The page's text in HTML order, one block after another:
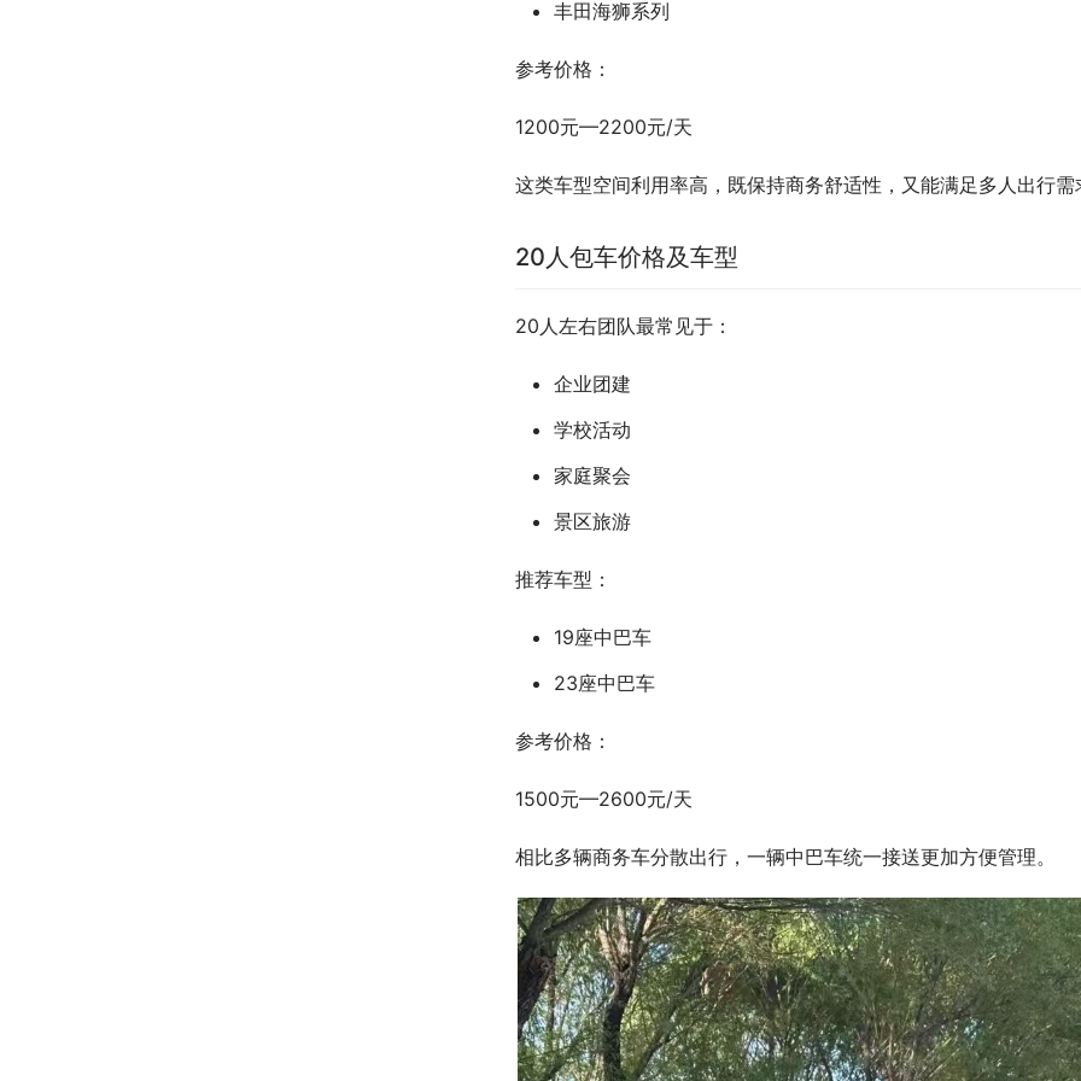
丰田海狮系列
参考价格：
1200元—2200元/天
这类车型空间利用率高，既保持商务舒适性，又能满足多人出行需
20人包车价格及车型
20人左右团队最常见于：
企业团建
学校活动
家庭聚会
景区旅游
推荐车型：
19座中巴车
23座中巴车
参考价格：
1500元—2600元/天
相比多辆商务车分散出行，一辆中巴车统一接送更加方便管理。